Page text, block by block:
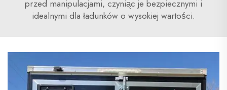
przed manipulacjami, czyniąc je bezpiecznymi i
idealnymi dla ładunków o wysokiej wartości.